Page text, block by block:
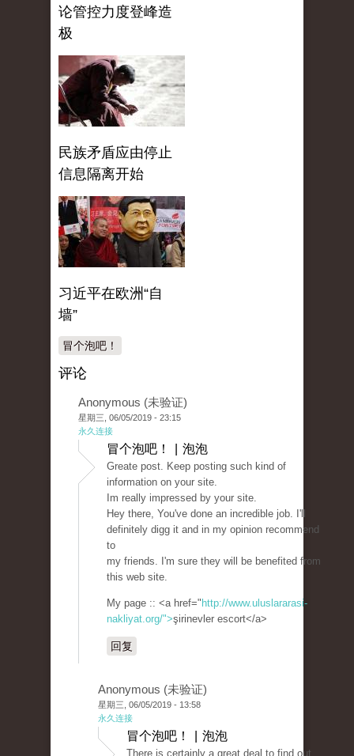
论管控力度登峰造
极
民族矛盾应由停止
信息隔离开始
习近平在欧洲“自
墙”
冒个泡吧！
评论
Anonymous (未验证)
星期三, 06/05/2019 - 23:15
永久连接
冒个泡吧！ | 泡泡
Greate post. Keep posting such kind of
information on your site.
Im really impressed by your site.
Hey there, You've done an incredible job. I'll
definitely digg it and in my opinion recommend
to
my friends. I'm sure they will be benefited from
this web site.
My page :: <a href=" http://www.uluslararasi-
nakliyat.org/">şirinevler escort</a>
回复
Anonymous (未验证)
星期三, 06/05/2019 - 13:58
永久连接
冒个泡吧！ | 泡泡
There is certainly a great deal to find out